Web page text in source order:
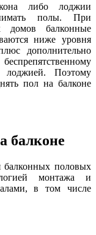
либо лоджии
полы. При
домов балконные
ниже уровня
дополнительно
Поэтому
пол на балконе
балконе
балконных половых
монтажа и
в том числе